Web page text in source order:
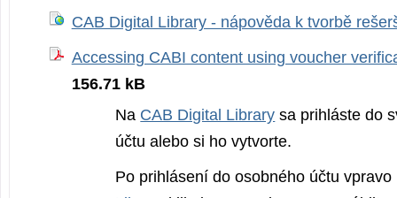
CAB Digital Library - nápověda k tvorbě
Accessing CABI content using voucher
156.71 kB
Na CAB Digital Library sa prihláste do
účtu alebo si ho vytvorte.
Po prihlásení do osobného účtu